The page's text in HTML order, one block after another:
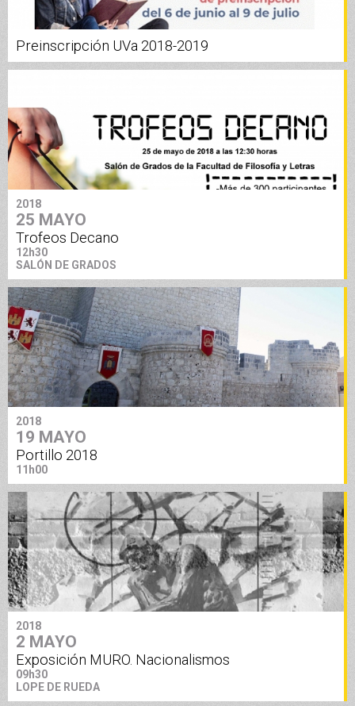
Preinscripción UVa 2018-2019
2018
25 MAYO
Trofeos Decano
12h30
SALÓN DE GRADOS
2018
19 MAYO
Portillo 2018
11h00
2018
2 MAYO
Exposición MURO. Nacionalismos
09h30
LOPE DE RUEDA